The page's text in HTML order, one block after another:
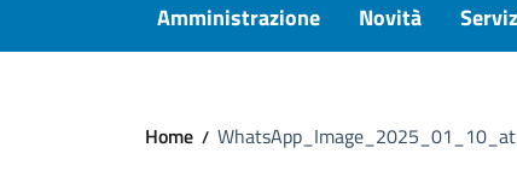
Amministrazione Novità
Home